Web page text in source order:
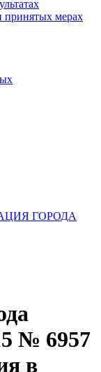
принятых мерах
ГОРОДА
№ 6957
в